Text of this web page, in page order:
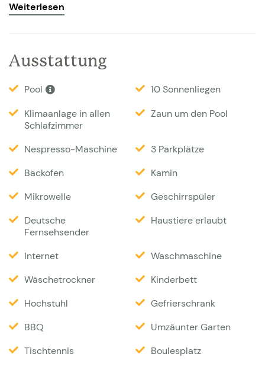
(insgesamt 40 Personen!). An-und Abreisetag ist
Die schöne, neugebaute Familienvilla liegt inmitten
Ihre Privatsphäre garantiert ist. Sowohl vom
Wohnzimmer als auch von der Küche aus haben Sie
Zugang zu einer überdachten Terrasse. Unter der
überdachten Terrasse auf der Seite des
Wohnzimmers befinden sich zwei große Esstische
m) ist etwas höher gelegen und leicht erreichbar
über eine Treppe von der Terrasse aus. Durch die
höhere Lage hat man vom Pool aus auf der Terrasse
eine noch schönere Aussicht auf die
provenzalischen Hügel. Der Pool kann ebenfalls mit
Sonnenterrasse neben dem Pool stehen 10
Sonnenliegen. Der Garten wurde von einem
Architekten angelegt und bietet eine Rasenfläche,
Weiterlesen
Ausstattung
Pool
10 Sonnenliegen
Klimaanlage in allen
Schlafzimmer
Zaun um den Pool
Nespresso-Maschine
3 Parkplätze
Backofen
Kamin
Mikrowelle
Geschirrspüler
Deutsche
Fernsehsender
Haustiere erlaubt
Internet
Waschmaschine
Wäschetrockner
Kinderbett
Hochstuhl
Gefrierschrank
BBQ
Umzäunter Garten
Tischtennis
Boulesplatz